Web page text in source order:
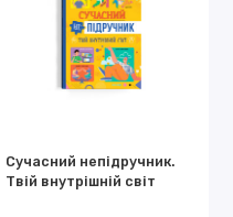
Сучасний непідручник.
Твій внутрішній світ